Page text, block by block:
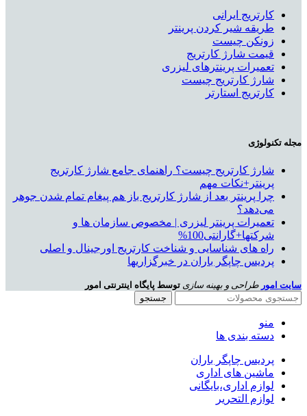
کارتریج ایرانی
طریقه شیر کردن پرینتر
زونکن چیست
قیمت شارژ کارتریج
تعمیرات پرینترهای لیزری
شارژ کارتریج چیست
کارتریج استارتر
مجله تکنولوژی
شارژ کارتریج چیست؟ راهنمای جامع شارژ کارتریج
پرینتر+نکات مهم
چرا پرینتر بعد از شارژ کارتریج باز هم پیغام تمام شدن جوهر
می‌دهد؟
تعمیرات پرینتر لیزری | مخصوص سازمان ها و
شرکتها+گارانتی100%
راه های شناسایی و شناخت کارتریج اورجینال و اصلی
پردیس چاپگر باران در خبرگزاریها
سایت امور طراحی و بهینه سازی توسط پایگاه اینترنتی امور
جستجو
منو
دسته بندی ها
پردیس چاپگر باران
ماشین های اداری
لوازم اداری،بایگانی
لوازم التحریر